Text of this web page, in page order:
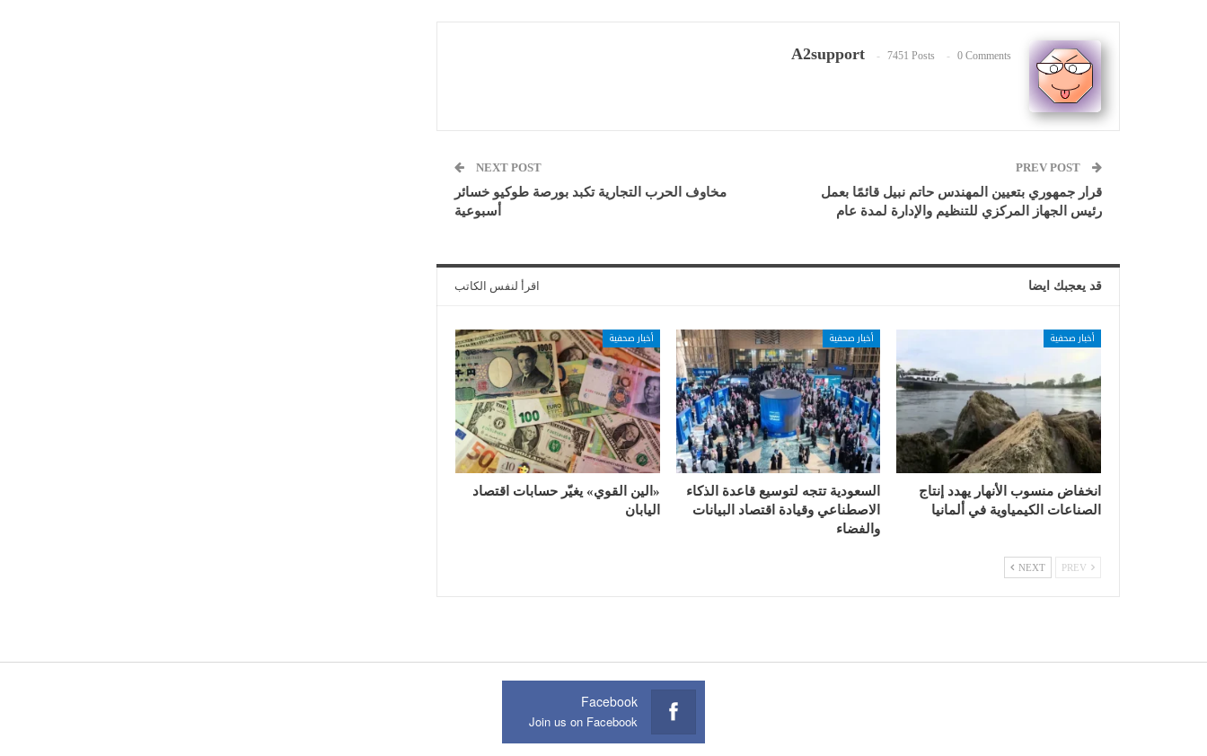
A2support 7451 Posts 0 Comments
قرار جمهوري بتعيين المهندس حاتم نبيل قائمًا بعمل
رئيس الجهاز المركزي للتنظيم والإدارة لمدة عام
NEXT POST
مخاوف الحرب التجارية تكبد بورصة طوكيو خسائر
أسبوعية
قد يعجبك ايضا اقرأ لنفس الكاتب
أخبار صحفية
انخفاض منسوب الأنهار يهدد إنتاج
الصناعات الكيمياوية في ألمانيا
أخبار صحفية
السعودية تتجه لتوسيع قاعدة الذكاء
الاصطناعي وقيادة اقتصاد البيانات
والفضاء
أخبار صحفية
«الين القوي» يغيّر حسابات اقتصاد
اليابان
NEXT
Facebook
Join us on Facebook